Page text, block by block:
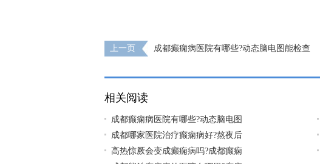
上一页
成都癫痫病医院有哪些?动态脑电图能检查
相关阅读
成都癫痫病医院有哪些?动态脑电图
成都哪家医院治疗癫痫病好?熬夜后
高热惊厥会变成癫痫病吗?成都癫痫